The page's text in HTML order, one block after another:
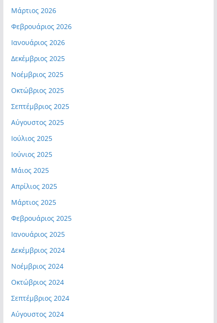
Μάρτιος 2026
Φεβρουάριος 2026
Ιανουάριος 2026
Δεκέμβριος 2025
Νοέμβριος 2025
Οκτώβριος 2025
Σεπτέμβριος 2025
Αύγουστος 2025
Ιούλιος 2025
Ιούνιος 2025
Μάιος 2025
Απρίλιος 2025
Μάρτιος 2025
Φεβρουάριος 2025
Ιανουάριος 2025
Δεκέμβριος 2024
Νοέμβριος 2024
Οκτώβριος 2024
Σεπτέμβριος 2024
Αύγουστος 2024